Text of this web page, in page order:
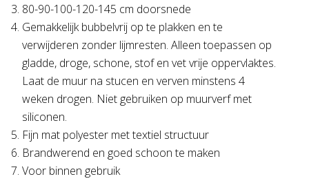
80-90-100-120-145 cm doorsnede
Gemakkelijk bubbelvrij op te plakken en te
verwijderen zonder lijmresten. Alleen toepassen op
gladde, droge, schone, stof en vet vrije oppervlaktes.
Laat de muur na stucen en verven minstens 4
weken drogen. Niet gebruiken op muurverf met
siliconen.
Fijn mat polyester met textiel structuur
Brandwerend en goed schoon te maken
Voor binnen gebruik